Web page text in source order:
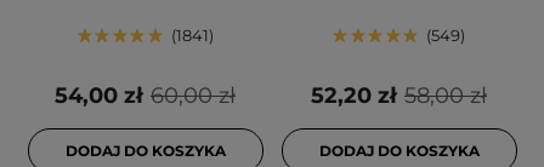
1841
60,00 zł
54,00 zł
DODAJ DO KOSZYKA
549
58,00 zł
52,20 zł
DODAJ DO KOSZYKA